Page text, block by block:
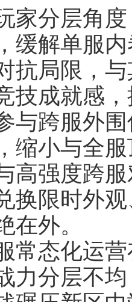
层角度，
缓解单服
抗局限，
技成就感
与跨服外
缩小与全
高强度跨
换限时外
在外。
化运营存
力分层不